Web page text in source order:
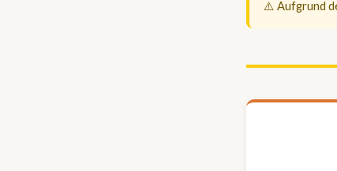
⚠️ Aufgrund